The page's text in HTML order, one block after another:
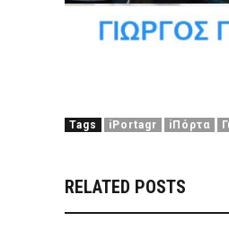
Tags iPortagr iΠόρτα
RELATED POSTS